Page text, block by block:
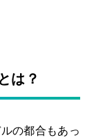
は？
の都合もあっ